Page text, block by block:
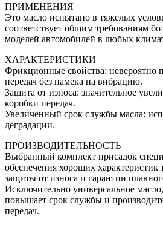
ПРИМЕНЕНИЯ
Это масло испытано в тяжелых
соответствует общим требованиям
моделей автомобилей в любых
ХАРАКТЕРИСТИКИ
Фрикционные свойства: невероятно
передач без намека на вибрацию.
Защита от износа: значительное
коробки передач.
Увеличенный срок службы масла:
деградации.
ПРОИЗВОДИТЕЛЬНОСТЬ
Выбранный комплект присадок
обеспечения хороших
защиты от износа и гарантии
Исключительно универсальное
повышает срок службы и
передач.